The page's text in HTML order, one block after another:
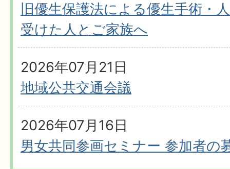
旧優生保護法による優生手術・
受けた人とご家族へ
2026年07月21日
地域公共交通会議
2026年07月16日
男女共同参画セミナー 参加者の